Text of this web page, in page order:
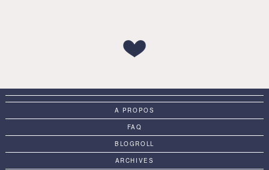
A PROPOS
FAQ
BLOGROLL
ARCHIVES